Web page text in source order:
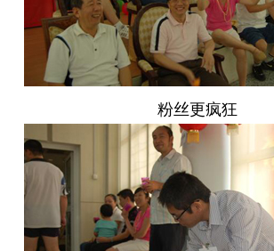
粉丝更疯狂